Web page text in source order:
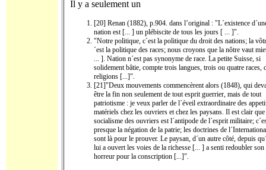
Il y a seulement un
[20] Renan (1882), p.904. dans l’original : "L´existence
nation est [... ] un plébiscite de tous les jours [ ... ]".
"Notre politique, c´est la politique du droit des nations; la
´est la politique des races; nous croyons que la nôtre vaut
... ]. Nation n´est pas synonyme de race. La petite Suisse, si
solidement bâtie, compte trois langues, trois ou quatre races,
religions [...]".
[21]"Deux mouvements commencèrent alors (1848), qui
être la fin non seule­ment de tout esprit guerrier, mais de tout
patriotisme : je veux parler de l´éveil extraordinaire des
matériels chez les ouvriers et chez les paysans. Il est clair
socialisme des ouvriers est l´antipode de l´esprit militaire;
presque la négation de la patrie; les doc­trines de
sont là pour le prouver. Le paysan, d´un autre côté, depuis
lui a ouvert les voies de la richesse [... ] a senti redoubler son
horreur pour la conscription [...]".